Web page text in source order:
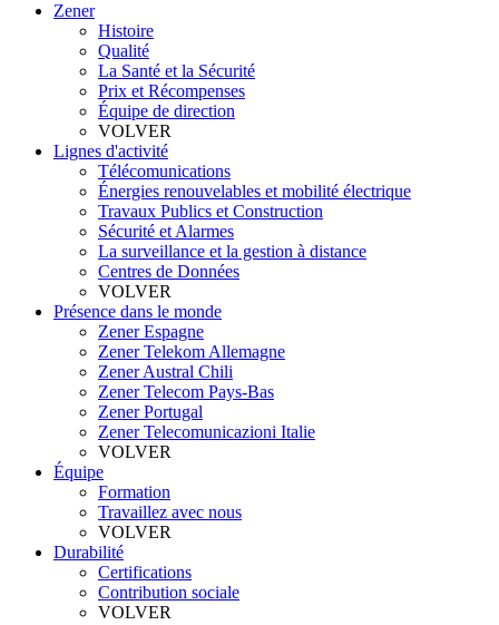
Zener
Histoire
Qualité
La Santé et la Sécurité
Prix et Récompenses
Équipe de direction
VOLVER
Lignes d'activité
Télécomunications
Énergies renouvelables et mobilité électrique
Travaux Publics et Construction
Sécurité et Alarmes
La surveillance et la gestion à distance
Centres de Données
VOLVER
Présence dans le monde
Zener Espagne
Zener Telekom Allemagne
Zener Austral Chili
Zener Telecom Pays-Bas
Zener Portugal
Zener Telecomunicazioni Italie
VOLVER
Équipe
Formation
Travaillez avec nous
VOLVER
Durabilité
Certifications
Contribution sociale
VOLVER